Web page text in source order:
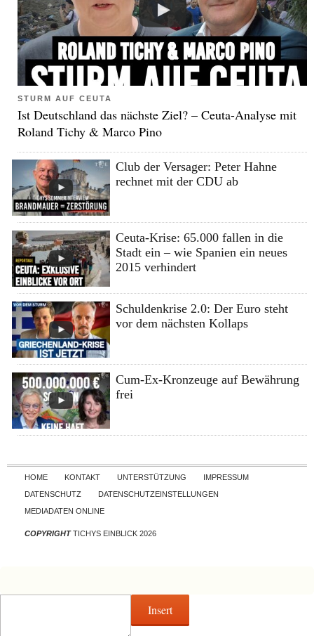
STURM AUF CEUTA
Ist Deutschland das nächste Ziel? – Ceuta-Analyse mit
Roland Tichy & Marco Pino
Club der Versager: Peter Hahne
rechnet mit der CDU ab
Ceuta-Krise: 65.000 fallen in die
Stadt ein – wie Spanien ein neues
2015 verhindert
Schuldenkrise 2.0: Der Euro steht
vor dem nächsten Kollaps
Cum-Ex-Kronzeuge auf Bewährung
frei
Skip to content
HOME KONTAKT UNTERSTÜTZUNG
IMPRESSUM
DATENSCHUTZ
DATENSCHUTZEINSTELLUNGEN
MEDIADATEN ONLINE
COPYRIGHTTICHYS EINBLICK 2026
Insert